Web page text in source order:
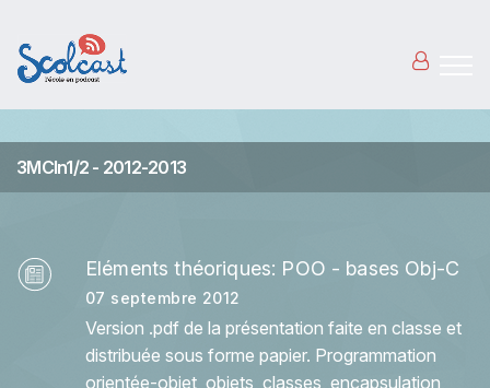
3MCIn1/2 - 2012-2013
Eléments théoriques: POO - bases Obj-C
07 septembre 2012
Version .pdf de la présentation faite en classe et
distribuée sous forme papier. Programmation
orientée-objet, objets, classes, encapsulation,